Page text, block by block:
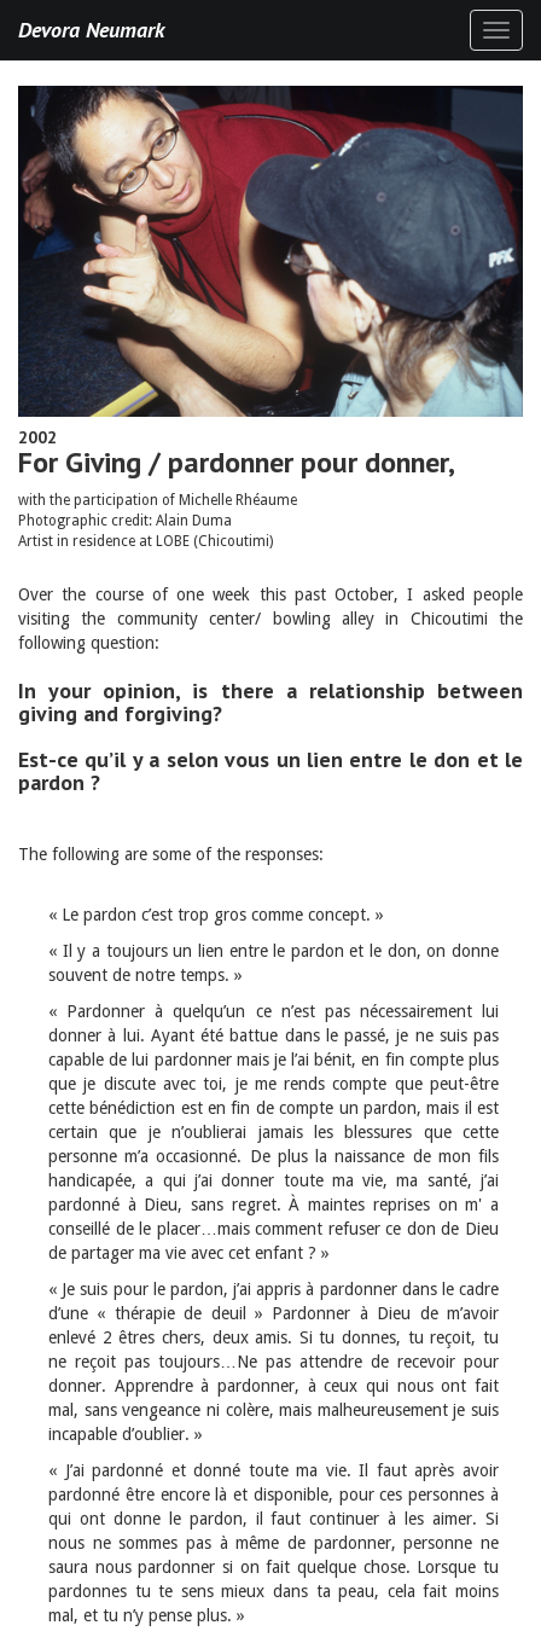
Devora Neumark
2002
For Giving / pardonner pour donner,
with the participation of Michelle Rhéaume
Photographic credit: Alain Duma
Artist in residence at LOBE (Chicoutimi)
Over the course of one week this past October, I asked people
visiting the community center/ bowling alley in Chicoutimi the
following question:
In your opinion, is there a relationship between
giving and forgiving?
Est-ce qu’il y a selon vous un lien entre le don et le
pardon ?
The following are some of the responses:
« Le pardon c’est trop gros comme concept. »
« Il y a toujours un lien entre le pardon et le don, on donne
souvent de notre temps. »
« Pardonner à quelqu’un ce n’est pas nécessairement lui
donner à lui. Ayant été battue dans le passé, je ne suis pas
capable de lui pardonner mais je l’ai bénit, en fin compte plus
que je discute avec toi, je me rends compte que peut-être
cette bénédiction est en fin de compte un pardon, mais il est
certain que je n’oublierai jamais les blessures que cette
personne m’a occasionné. De plus la naissance de mon fils
handicapée, a qui j’ai donner toute ma vie, ma santé, j’ai
pardonné à Dieu, sans regret. À maintes reprises on m' a
conseillé de le placer…mais comment refuser ce don de Dieu
de partager ma vie avec cet enfant ? »
« Je suis pour le pardon, j’ai appris à pardonner dans le cadre
d’une « thérapie de deuil » Pardonner à Dieu de m’avoir
enlevé 2 êtres chers, deux amis. Si tu donnes, tu reçoit, tu
ne reçoit pas toujours…Ne pas attendre de recevoir pour
donner. Apprendre à pardonner, à ceux qui nous ont fait
mal, sans vengeance ni colère, mais malheureusement je suis
incapable d’oublier. »
« J’ai pardonné et donné toute ma vie. Il faut après avoir
pardonné être encore là et disponible, pour ces personnes à
qui ont donne le pardon, il faut continuer à les aimer. Si
nous ne sommes pas à même de pardonner, personne ne
saura nous pardonner si on fait quelque chose. Lorsque tu
pardonnes tu te sens mieux dans ta peau, cela fait moins
mal, et tu n’y pense plus. »